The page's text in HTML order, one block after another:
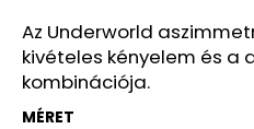
Az Underworld
kivételes kényelem és a
kombinációja.
MÉRET